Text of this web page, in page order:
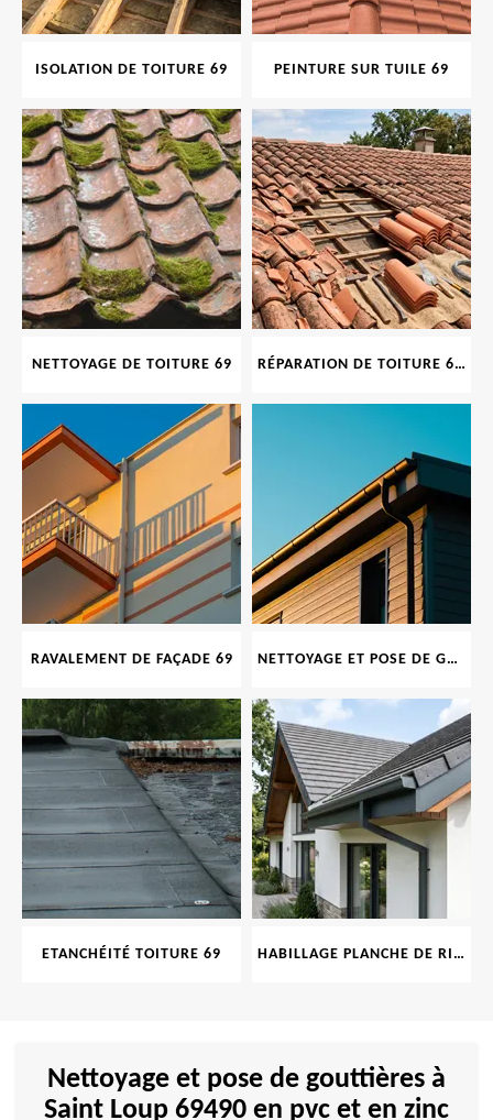
ISOLATION DE TOITURE 69 PEINTURE SUR TUILE 69
NETTOYAGE DE TOITURE 69 RÉPARATION DE TOITURE 69 RHONE, TUILES CASSÉES OU ABIMÉES
RAVALEMENT DE FAÇADE 69 NETTOYAGE ET POSE DE GOUTTIÈRE 69
ETANCHÉITÉ TOITURE 69 HABILLAGE PLANCHE DE RIVE 69
Nettoyage et pose de gouttières à
Saint Loup 69490 en pvc et en zinc